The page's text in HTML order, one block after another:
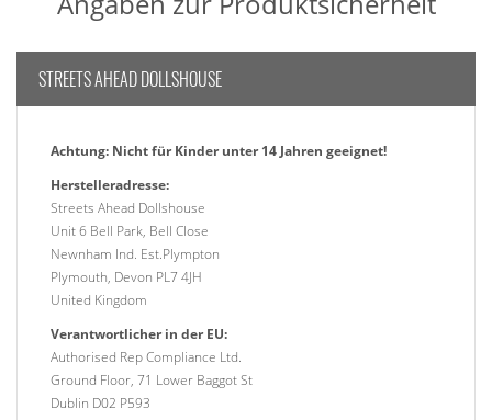
STREETS AHEAD DOLLSHOUSE
Achtung: Nicht für Kinder unter 14 Jahren geeignet!
Herstelleradresse:
Streets Ahead Dollshouse
Unit 6 Bell Park, Bell Close
Newnham Ind. Est.Plympton
Plymouth, Devon PL7 4JH
United Kingdom
Verantwortlicher in der EU:
Authorised Rep Compliance Ltd.
Ground Floor, 71 Lower Baggot St
Dublin D02 P593